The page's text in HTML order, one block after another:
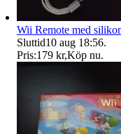
Wii Remote med
Sluttid10 aug 18:56.
Pris:179 kr,Köp nu.